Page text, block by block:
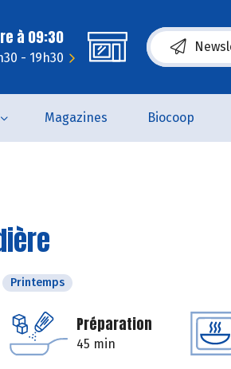
à 09:30
- 19h30 (s’ouvre
Magazines Biocoop
Printemps
Préparation
45 min